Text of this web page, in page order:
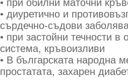
• при обилни маточни
• диуретично и
сърдечно-съдови
• при застойни течности
система, кръвоизливи
• В българската народна
простатата, захарен